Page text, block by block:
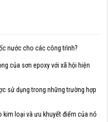
nước cho các công trình?
của sơn epoxy với xã hội hiện
sử dụng trong những trường hợp
loại và ưu khuyết điểm của nó